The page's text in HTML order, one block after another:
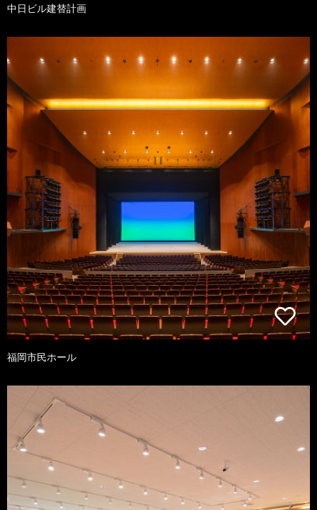
中日ビル建替計画
福岡市民ホール